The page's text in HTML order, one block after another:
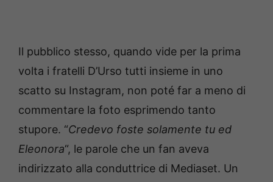
Il pubblico stesso, quando vide per la prima
volta i fratelli D’Urso tutti insieme in uno
scatto su Instagram, non poté far a meno di
commentare la foto esprimendo tanto
stupore. “Credevo foste solamente tu ed
Eleonora“, le parole che un fan aveva
indirizzato alla conduttrice di Mediaset. Un